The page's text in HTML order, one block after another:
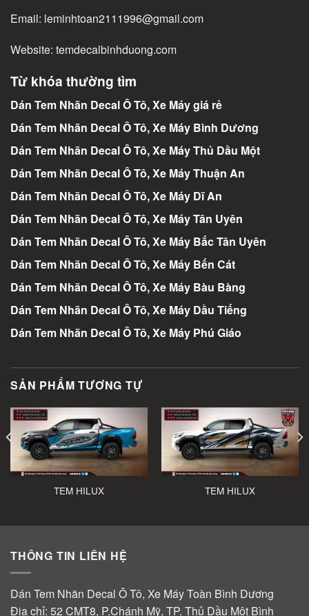
Email: leminhtoan2111996@gmail.com
Website: temdecalbinhduong.com
Từ khóa thường tìm
Dán Tem Nhãn Decal Ô Tô, Xe Máy giá rẻ
Dán Tem Nhãn Decal Ô Tô, Xe Máy Bình Dương
Dán Tem Nhãn Decal Ô Tô, Xe Máy Thủ Dầu Một
Dán Tem Nhãn Decal Ô Tô, Xe Máy Thuận An
Dán Tem Nhãn Decal Ô Tô, Xe Máy Dĩ An
Dán Tem Nhãn Decal Ô Tô, Xe Máy Tân Uyên
Dán Tem Nhãn Decal Ô Tô, Xe Máy Bắc Tân Uyên
Dán Tem Nhãn Decal Ô Tô, Xe Máy Bến Cát
Dán Tem Nhãn Decal Ô Tô, Xe Máy Bàu Bàng
Dán Tem Nhãn Decal Ô Tô, Xe Máy Dầu Tiếng
Dán Tem Nhãn Decal Ô Tô, Xe Máy Phú Giáo
SẢN PHẨM TƯƠNG TỰ
TEM HILUX TEM HILUX
THÔNG TIN LIÊN HỆ
Dán Tem Nhãn Decal Ô Tô, Xe Máy Toàn Bình Dương
Địa chỉ: 52 CMT8, P.Chánh Mỹ, TP. Thủ Dầu Một Bình